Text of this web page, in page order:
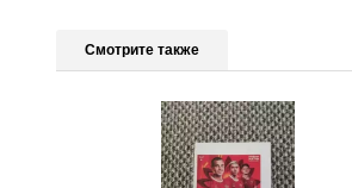
Смотрите также